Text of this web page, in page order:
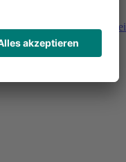
Sie haben Fragen,
Buchung?